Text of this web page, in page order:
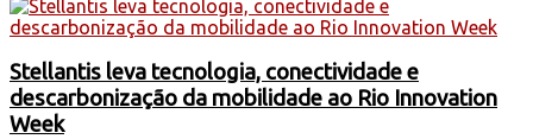
Stellantis leva tecnologia, conectividade e
descarbonização da mobilidade ao Rio Innovation
Week